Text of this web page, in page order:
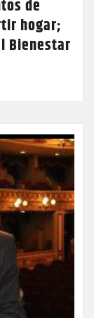
de
hogar;
Bienestar